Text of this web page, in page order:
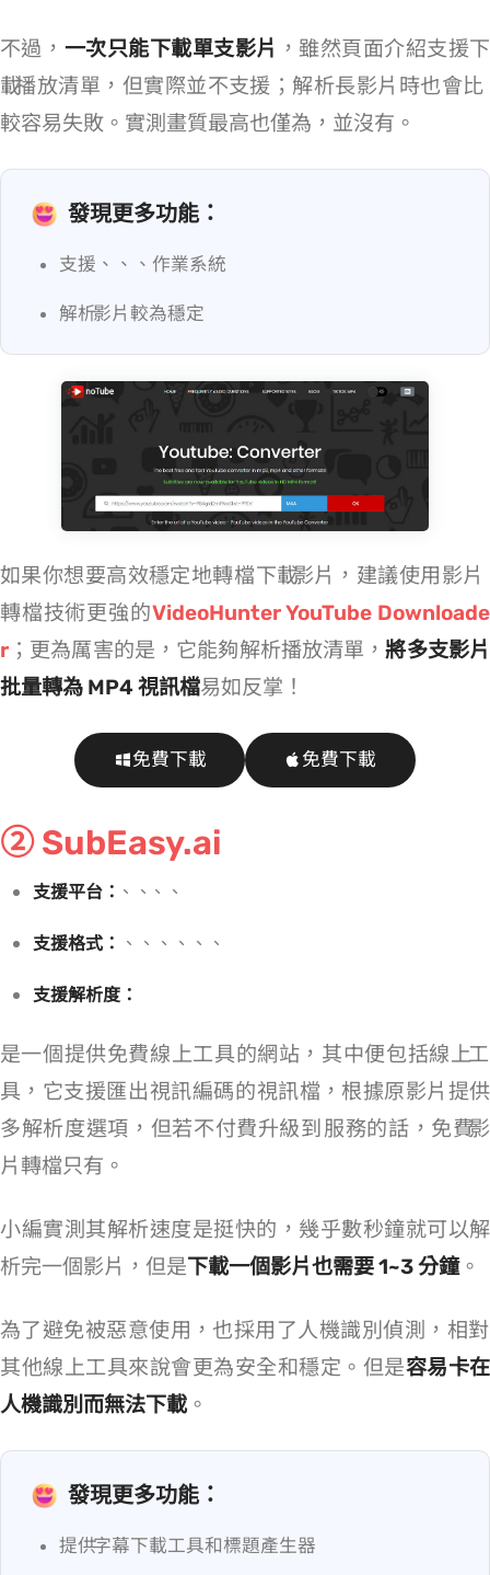
不過，noTube 一次只能下載單支影片 ，雖然頁面介紹支援下
載 YouTube 播放清單，但實際並不支援；解析長影片時也會比
較容易失敗。實測畫質最高也僅為 720p，並沒有 MP4 2K。
發現更多功能：
支援 Windows、maxOS、Android、iOS 作業系統
解析 YouTube 影片較為穩定
如果你想要高效穩定地轉檔/下載 YouTube MP4 影片，建議使用影片
轉檔技術更強的VideoHunter YouTube Downloade
r ；更為厲害的是，它能夠解析播放清單，將多支影片
批量轉為 MP4 視訊檔易如反掌！
免費下載 免費下載
② SubEasy.ai
支援平台： YouTube、Facebook、TikTok、X、Instagram
支援格式： MP4、MP3、M4A、AAC、FLAC、Opus、OGG
支援解析度：
是一個提供免費線上工具的網站，其中便包括線上 YouTube to MP4 工
具，它支援匯出 H.264 視訊編碼的 MP4 視訊檔，根據原影片提供
多解析度選項，但若不付費升級到 Pro 服務的話，免費 YouTube 影
片轉檔只有 360p。
小編實測其解析速度是挺快的，幾乎數秒鐘就可以解
析完一個影片，但是下載一個影片也需要 1~3 分鐘。
為了避免被惡意使用，SubEasy.ai 也採用了人機識別偵測，相對
其他線上工具來說會更為安全和穩定。但是容易卡在
人機識別而無法下載。
發現更多功能：
提供 YouTube 字幕下載工具和標題產生器